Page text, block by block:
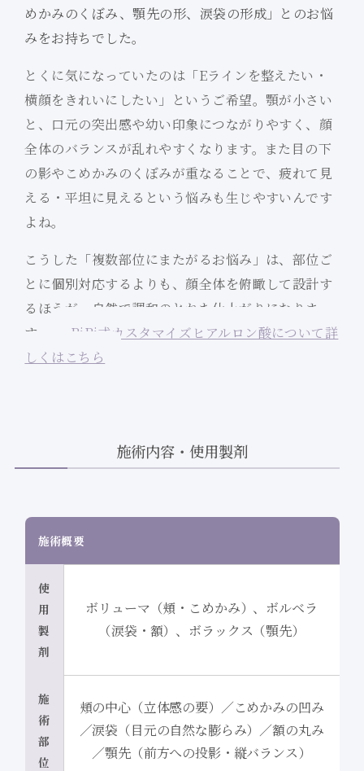
めかみのくぼみ、顎先の形、涙袋の形成」とのお悩
みをお持ちでした。
とくに気になっていたのは「Eラインを整えたい・
横顔をきれいにしたい」というご希望。顎が小さい
と、口元の突出感や幼い印象につながりやすく、顔
全体のバランスが乱れやすくなります。また目の下
の影やこめかみのくぼみが重なることで、疲れて見
える・平坦に見えるという悩みも生じやすいんです
よね。
こうした「複数部位にまたがるお悩み」は、部位ご
とに個別対応するよりも、顔全体を俯瞰して設計す
るほうが、自然で調和のとれた仕上がりになりま
す。
BiBi式カスタマイズヒアルロン酸について詳
しくはこちら
施術内容・使用製剤
施術概要
使
用
製
剤
ボリューマ（頬・こめかみ）、ボルベラ
（涙袋・額）、ボラックス（顎先）
施
術
部
位
頬の中心（立体感の要）／こめかみの凹み
／涙袋（目元の自然な膨らみ）／額の丸み
／顎先（前方への投影・縦バランス）